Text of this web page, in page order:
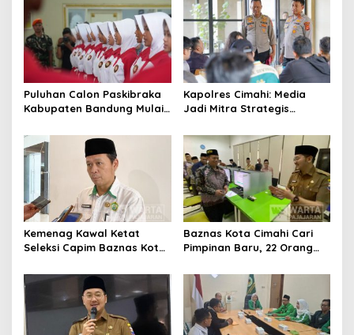
Daerah
Puluhan Calon Paskibraka
Kabupaten Bandung Mulai
Kapolres Cimahi: Media
Jadi Mitra Strategis
Publik
Kemenag Kawal Ketat
Seleksi Capim Baznas Kota
Komisioner Baznas
Berintegritas
Baznas Kota Cimahi Cari
Pimpinan Baru, 22 Orang